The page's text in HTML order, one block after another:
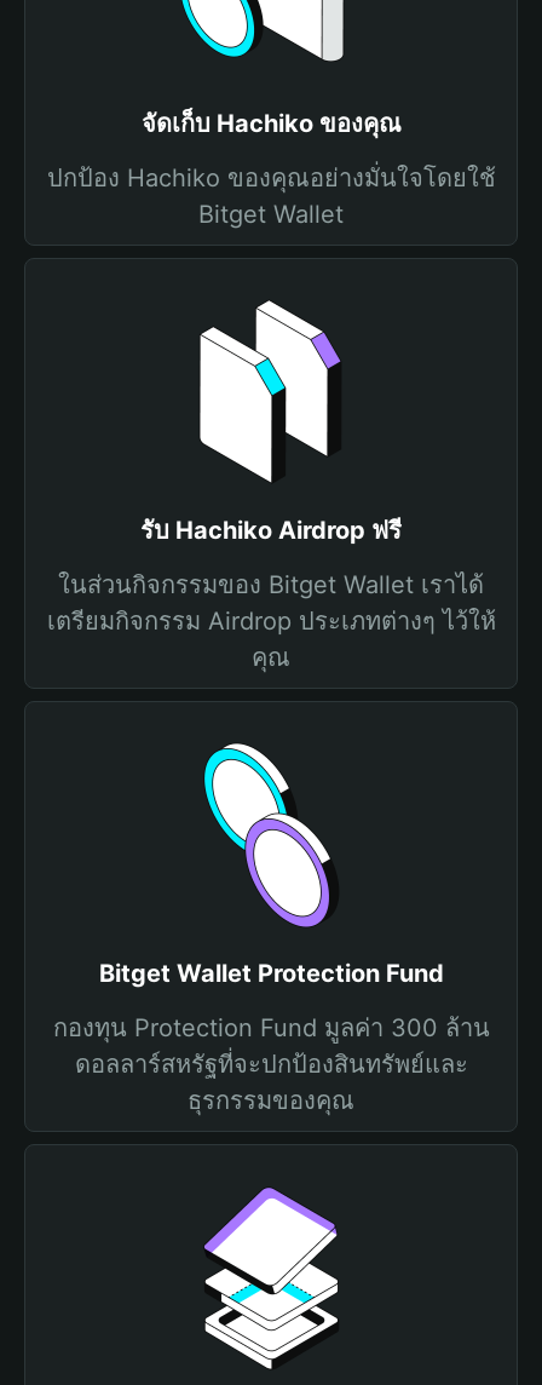
จัดเก็บ Hachiko ของคุณ
ปกป้อง Hachiko ของคุณอย่างมั่นใจโดยใช้
Bitget Wallet
รับ Hachiko Airdrop ฟรี
ในส่วนกิจกรรมของ Bitget Wallet เราได้
เตรียมกิจกรรม Airdrop ประเภทต่างๆ ไว้ให้
คุณ
Bitget Wallet Protection Fund
กองทุน Protection Fund มูลค่า 300 ล้าน
ดอลลาร์สหรัฐที่จะปกป้องสินทรัพย์และ
ธุรกรรมของคุณ